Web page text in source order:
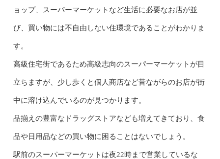
ョップ、スーパーマーケットなど生活に必要なお店が並
び、買い物には不自由しない住環境であることがわかりま
す。
高級住宅街であるため高級志向のスーパーマーケットが目
立ちますが、少し歩くと個人商店など昔ながらのお店が街
中に溶け込んでいるのが見つかります。
品揃えの豊富なドラッグストアなども増えてきており、食
品や日用品などの買い物に困ることはないでしょう。
駅前のスーパーマーケットは夜22時まで営業しているな